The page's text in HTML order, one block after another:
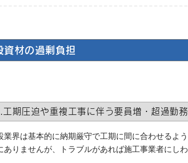
材の過剰負担
工期圧迫や重複工事に伴う要員増・超過勤務
業界は基本的に納期厳守で工期に間に合わせるよ
ありませんが、トラブルがあれば施工事業者にしわ